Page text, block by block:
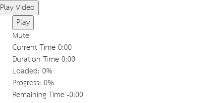
Play Video
Play
Mute
Current Time0:00
Duration Time0:00
Loaded: 0%
Progress: 0%
Remaining Time-0:00